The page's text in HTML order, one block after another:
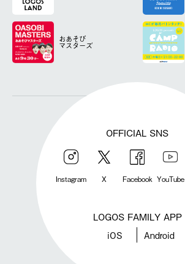
おあそび
マスターズ
OFFICIAL SNS
Instagram X Facebook YouTube
LOGOS FAMILY APP
iOS Android